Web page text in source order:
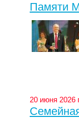
Памяти
20 июня 2026